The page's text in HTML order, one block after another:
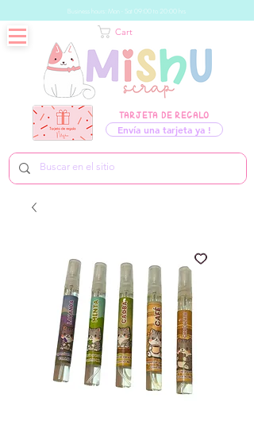
Business hours: Mon - Sat 09:00 to 20:00 hrs
TARJETA DE REGALO
Envía una tarjeta ya !
Cart